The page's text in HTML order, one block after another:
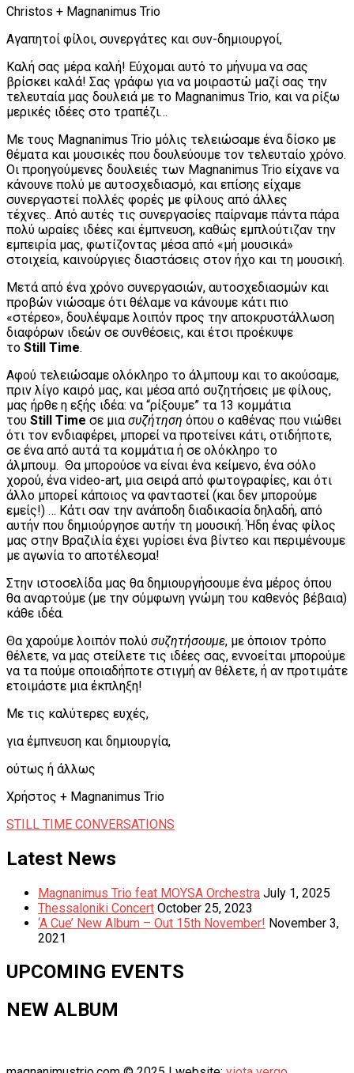
Christos + Magnanimus Trio
Αγαπητοί φίλοι, συνεργάτες και συν-δημιουργοί,
Καλή σας μέρα καλή! Εύχομαι αυτό το μήνυμα να σας
βρίσκει καλά! Σας γράφω για να μοιραστώ μαζί σας την
τελευταία μας δουλειά με το Magnanimus Trio, και να ρίξω
μερικές ιδέες στο τραπέζι…
Με τους Magnanimus Trio μόλις τελειώσαμε ένα δίσκο με
θέματα και μουσικές που δουλεύουμε τον τελευταίο χρόνο.
Οι προηγούμενες δουλειές των Magnanimus Trio είχανε να
κάνουνε πολύ με αυτοσχεδιασμό, και επίσης είχαμε
συνεργαστεί πολλές φορές με φίλους από άλλες
τέχνες.. Από αυτές τις συνεργασίες παίρναμε πάντα πάρα
πολύ ωραίες ιδέες και έμπνευση, καθώς εμπλούτιζαν την
εμπειρία μας, φωτίζοντας μέσα από «μή μουσικά»
στοιχεία, καινούργιες διαστάσεις στον ήχο και τη μουσική.
Μετά από ένα χρόνο συνεργασιών, αυτοσχεδιασμών και
προβών νιώσαμε ότι θέλαμε να κάνουμε κάτι πιο
«στέρεο», δουλέψαμε λοιπόν προς την αποκρυστάλλωση
διαφόρων ιδεών σε συνθέσεις, και έτσι προέκυψε
το Still Time.
Αφού τελειώσαμε ολόκληρο το άλμπουμ και το ακούσαμε,
πριν λίγο καιρό μας, και μέσα από συζητήσεις με φίλους,
μας ήρθε η εξής ιδέα: να “ρίξουμε” τα 13 κομμάτια
του Still Time σε μια συζήτηση όπου ο καθένας που νιώθει
ότι τον ενδιαφέρει, μπορεί να προτείνει κάτι, οτιδήποτε,
σε ένα από αυτά τα κομμάτια ή σε ολόκληρο το
άλμπουμ. Θα μπορούσε να είναι ένα κείμενο, ένα σόλο
χορού, ένα video-art, μια σειρά από φωτογραφίες, και ότι
άλλο μπορεί κάποιος να φανταστεί (και δεν μπορούμε
εμείς!) … Κάτι σαν την ανάποδη διαδικασία δηλαδή, από
αυτήν που δημιούργησε αυτήν τη μουσική. Ήδη ένας φίλος
μας στην Βραζιλία έχει γυρίσει ένα βίντεο και περιμένουμε
με αγωνία το αποτέλεσμα!
Στην ιστοσελίδα μας θα δημιουργήσουμε ένα μέρος όπου
θα αναρτούμε (με την σύμφωνη γνώμη του καθενός βέβαια)
κάθε ιδέα.
Θα χαρούμε λοιπόν πολύ συζητήσουμε, με όποιον τρόπο
θέλετε, να μας στείλετε τις ιδέες σας, εννοείται μπορούμε
να τα πούμε οποιαδήποτε στιγμή αν θέλετε, ή αν προτιμάτε
ετοιμάστε μια έκπληξη!
Με τις καλύτερες ευχές,
για έμπνευση και δημιουργία,
ούτως ή άλλως
Χρήστος + Magnanimus Trio
Tagged
STILL TIME CONVERSATIONS
navigation
New
cd
David
Benforado
Improvisation
with
Latest News
Magnanimus Trio feat MOYSA Orchestra July 1, 2025
Thessaloniki Concert October 25, 2023
‘A Cue’ New Album – Out 15th November! November 3,
2021
UPCOMING EVENTS
NEW ALBUM